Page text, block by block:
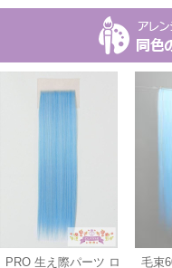
PRO 生え際パーツ ロ
毛束